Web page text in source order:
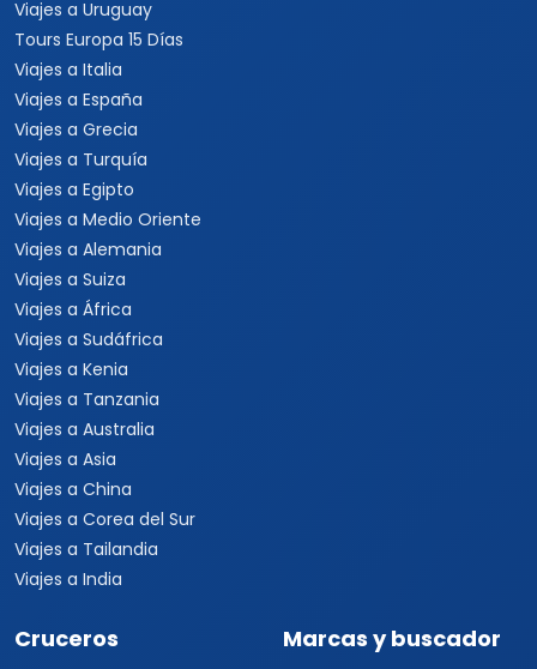
Viajes a Uruguay
Tours Europa 15 Días
Viajes a Italia
Viajes a España
Viajes a Grecia
Viajes a Turquía
Viajes a Egipto
Viajes a Medio Oriente
Viajes a Alemania
Viajes a Suiza
Viajes a África
Viajes a Sudáfrica
Viajes a Kenia
Viajes a Tanzania
Viajes a Australia
Viajes a Asia
Viajes a China
Viajes a Corea del Sur
Viajes a Tailandia
Viajes a India
Cruceros Marcas y buscador